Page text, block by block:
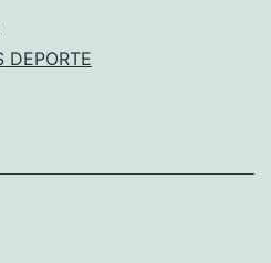
DEPORTE